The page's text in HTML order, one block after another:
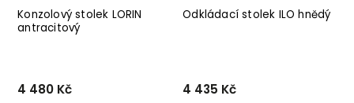
Konzolový stolek LORIN
antracitový
4 480 Kč
Odkládací stolek ILO hnědý
4 435 Kč